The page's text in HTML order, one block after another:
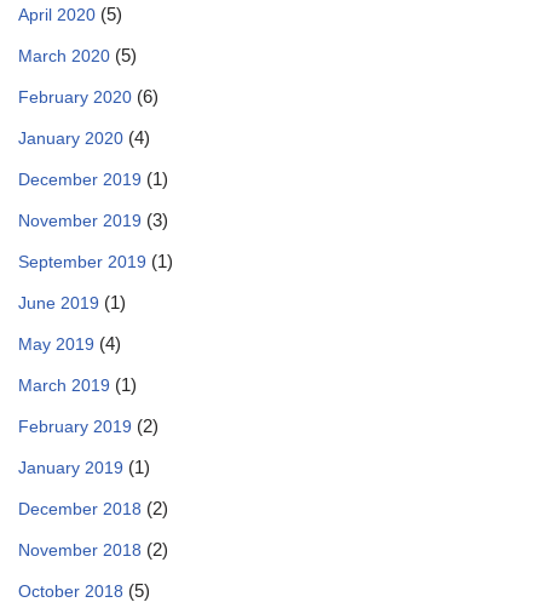
April 2020 (5)
March 2020 (5)
February 2020 (6)
January 2020 (4)
December 2019 (1)
November 2019 (3)
September 2019 (1)
June 2019 (1)
May 2019 (4)
March 2019 (1)
February 2019 (2)
January 2019 (1)
December 2018 (2)
November 2018 (2)
October 2018 (5)